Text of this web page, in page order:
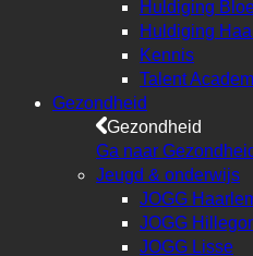
Huldiging
Huldiging
Kennis
Talent
Gezondheid
Gezondheid
Ga naar
Jeugd & onderwijs
JOGG
JOGG
JOGG Lisse